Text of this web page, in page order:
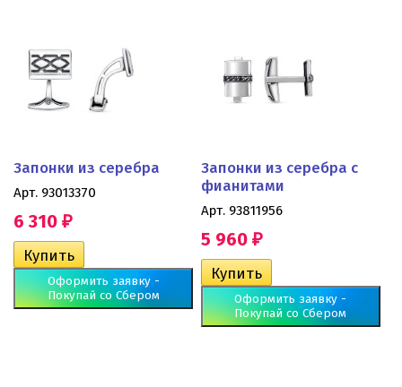
Запонки из серебра
Арт. 93013370
6 310 ₽
Оформить заявку -
Покупай со Сбером
Запонки из серебра с
фианитами
Арт. 93811956
5 960 ₽
Оформить заявку -
Покупай со Сбером